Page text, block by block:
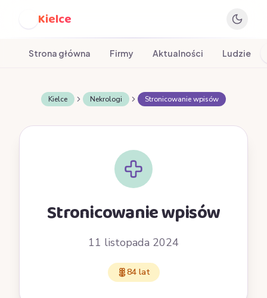
Kielce
Strona główna Firmy Aktualności Ludzie
Kielce Nekrologi Stronicowanie wpisów
Stronicowanie wpisów
11 listopada 2024
84 lat